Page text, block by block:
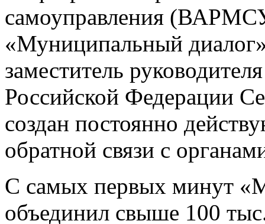
самоуправления
«Муниципальный
заместитель
Российской Федерации
создан постоянно
обратной связи с
С самых первых минут
объединил свыше 100